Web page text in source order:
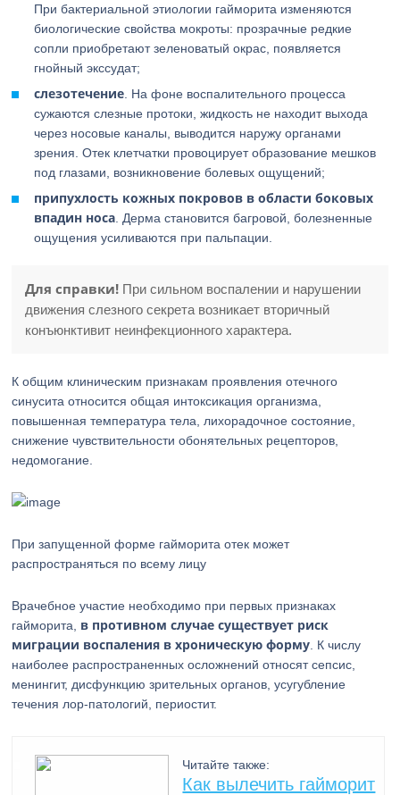
При бактериальной этиологии гайморита изменяются
биологические свойства мокроты: прозрачные редкие
сопли приобретают зеленоватый окрас, появляется
гнойный экссудат;
слезотечение . На фоне воспалительного процесса
сужаются слезные протоки, жидкость не находит выхода
через носовые каналы, выводится наружу органами
зрения. Отек клетчатки провоцирует образование мешков
под глазами, возникновение болевых ощущений;
припухлость кожных покровов в области боковых
впадин носа . Дерма становится багровой, болезненные
ощущения усиливаются при пальпации.
Для справки! При сильном воспалении и нарушении
движения слезного секрета возникает вторичный
конъюнктивит неинфекционного характера.
К общим клиническим признакам проявления отечного
синусита относится общая интоксикация организма,
повышенная температура тела, лихорадочное состояние,
снижение чувствительности обонятельных рецепторов,
недомогание.
При запущенной форме гайморита отек может
распространяться по всему лицу
Врачебное участие необходимо при первых признаках
гайморита, в противном случае существует риск
миграции воспаления в хроническую форму . К числу
наиболее распространенных осложнений относят сепсис,
менингит, дисфункцию зрительных органов, усугубление
течения лор-патологий, периостит.
Читайте также:
Как вылечить гайморит